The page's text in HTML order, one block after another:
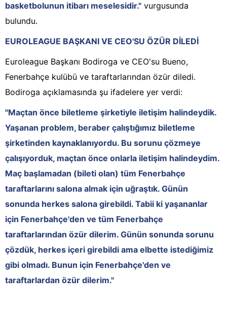
basketbolunun itibarı meselesidir." vurgusunda
bulundu.
EUROLEAGUE BAŞKANI VE CEO'SU ÖZÜR DİLEDİ
Euroleague Başkanı Bodiroga ve CEO'su Bueno,
Fenerbahçe kulübü ve taraftarlarından özür diledi.
Bodiroga açıklamasında şu ifadelere yer verdi:
"Maçtan önce biletleme şirketiyle iletişim halindeydik.
Yaşanan problem, beraber çalıştığımız biletleme
şirketinden kaynaklanıyordu. Bu sorunu çözmeye
çalışıyorduk, maçtan önce onlarla iletişim halindeydim.
Maç başlamadan (bileti olan) tüm Fenerbahçe
taraftarlarını salona almak için uğraştık. Günün
sonunda herkes salona girebildi. Tabii ki yaşananlar
için Fenerbahçe'den ve tüm Fenerbahçe
taraftarlarından özür dilerim. Günün sonunda sorunu
çözdük, herkes içeri girebildi ama elbette istediğimiz
gibi olmadı. Bunun için Fenerbahçe'den ve
taraftarlardan özür dilerim."